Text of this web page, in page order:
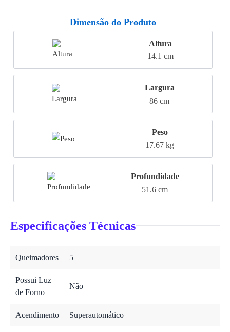
Dimensão do Produto
Altura
14.1 cm
Largura
86 cm
Peso
17.67 kg
Profundidade
51.6 cm
Especificações Técnicas
Queimadores 5
Possui Luz
de Forno
Não
Acendimento Superautomático